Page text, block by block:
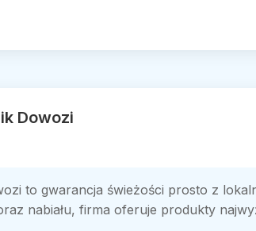
Dowozi
to gwarancja świeżości prosto z
nabiału, firma oferuje produkty